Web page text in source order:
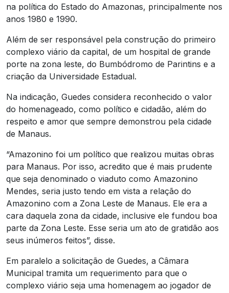
na política do Estado do Amazonas, principalmente nos
anos 1980 e 1990.
Além de ser responsável pela construção do primeiro
complexo viário da capital, de um hospital de grande
porte na zona leste, do Bumbódromo de Parintins e a
criação da Universidade Estadual.
Na indicação, Guedes considera reconhecido o valor
do homenageado, como político e cidadão, além do
respeito e amor que sempre demonstrou pela cidade
de Manaus.
“Amazonino foi um político que realizou muitas obras
para Manaus. Por isso, acredito que é mais prudente
que seja denominado o viaduto como Amazonino
Mendes, seria justo tendo em vista a relação do
Amazonino com a Zona Leste de Manaus. Ele era a
cara daquela zona da cidade, inclusive ele fundou boa
parte da Zona Leste. Esse seria um ato de gratidão aos
seus inúmeros feitos”, disse.
Em paralelo a solicitação de Guedes, a Câmara
Municipal tramita um requerimento para que o
complexo viário seja uma homenagem ao jogador de